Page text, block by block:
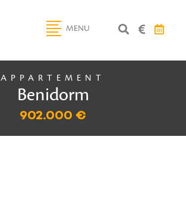
MENU
APPARTEMENT
Benidorm
902.000 €